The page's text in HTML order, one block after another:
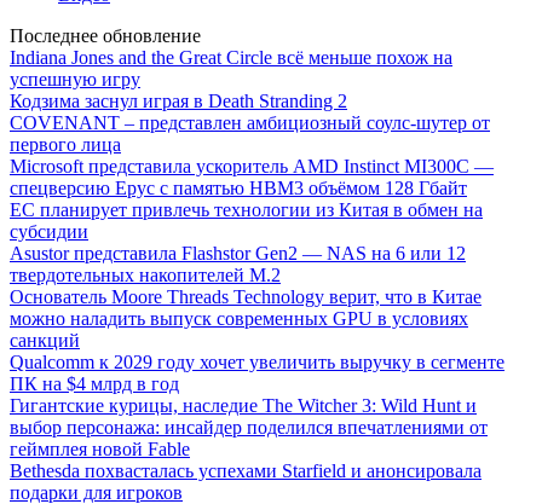
Последнее обновление
Indiana Jones and the Great Circle всё меньше похож на
успешную игру
Кодзима заснул играя в Death Stranding 2
COVENANT – представлен амбициозный соулс-шутер от
первого лица
Microsoft представила ускоритель AMD Instinct MI300C —
спецверсию Epyc с памятью HBM3 объёмом 128 Гбайт
ЕС планирует привлечь технологии из Китая в обмен на
субсидии
Asustor представила Flashstor Gen2 — NAS на 6 или 12
твердотельных накопителей M.2
Основатель Moore Threads Technology верит, что в Китае
можно наладить выпуск современных GPU в условиях
санкций
Qualcomm к 2029 году хочет увеличить выручку в сегменте
ПК на $4 млрд в год
Гигантские курицы, наследие The Witcher 3: Wild Hunt и
выбор персонажа: инсайдер поделился впечатлениями от
геймплея новой Fable
Bethesda похвасталась успехами Starfield и анонсировала
подарки для игроков